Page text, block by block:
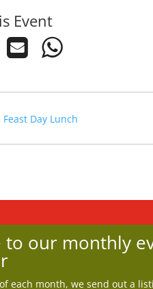
Event
Day Lunch
to our monthly
each month, we send out a